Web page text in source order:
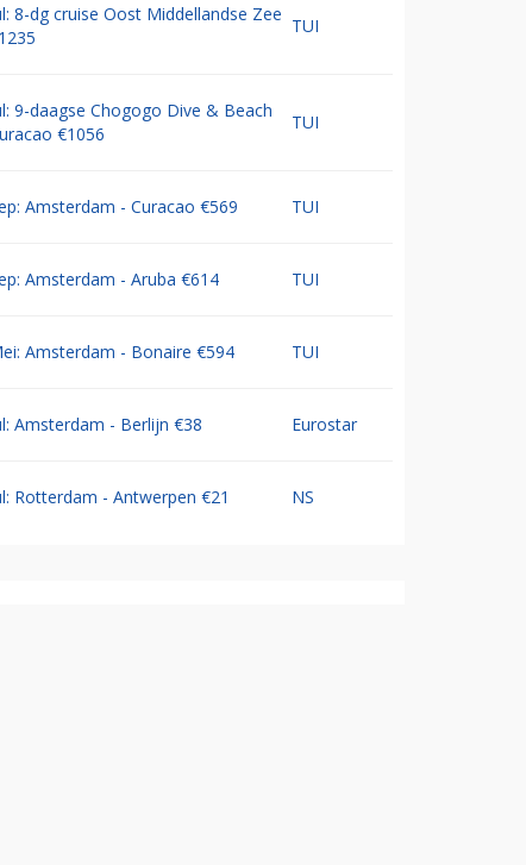
8-dg cruise Oost Middellandse Zee
TUI
9-daagse Chogogo Dive & Beach
€1056
TUI
Amsterdam - Curacao €569 TUI
Amsterdam - Aruba €614 TUI
Amsterdam - Bonaire €594 TUI
Amsterdam - Berlijn €38 Eurostar
Rotterdam - Antwerpen €21 NS